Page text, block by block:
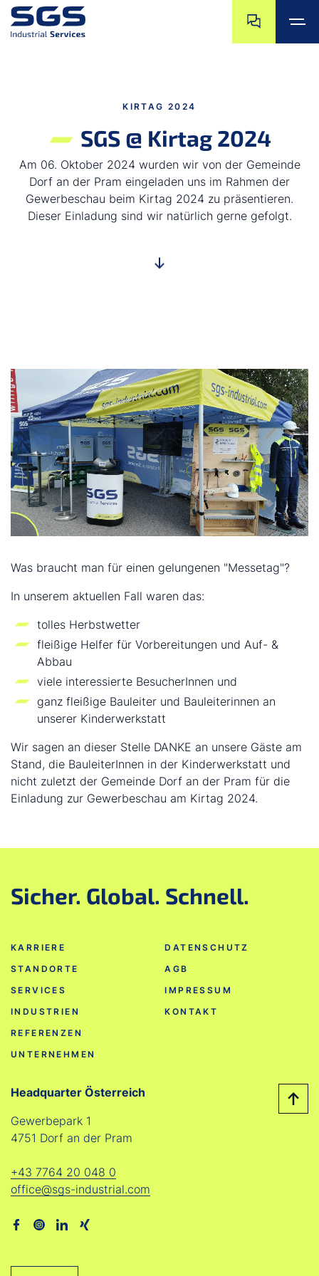
KIRTAG 2024
SGS @ Kirtag 2024
Am 06. Oktober 2024 wurden wir von der Gemeinde
Dorf an der Pram eingeladen uns im Rahmen der
Gewerbeschau beim Kirtag 2024 zu präsentieren.
Dieser Einladung sind wir natürlich gerne gefolgt.
Was braucht man für einen gelungenen "Messetag"?
In unserem aktuellen Fall waren das:
tolles Herbstwetter
fleißige Helfer für Vorbereitungen und Auf- &
Abbau
viele interessierte BesucherInnen und
ganz fleißige Bauleiter und Bauleiterinnen an
unserer Kinderwerkstatt
Wir sagen an dieser Stelle DANKE an unsere Gäste am
Stand, die BauleiterInnen in der Kinderwerkstatt und
nicht zuletzt der Gemeinde Dorf an der Pram für die
Einladung zur Gewerbeschau am Kirtag 2024.
Sicher. Global. Schnell.
KARRIERE
STANDORTE
SERVICES
INDUSTRIEN
REFERENZEN
UNTERNEHMEN
DATENSCHUTZ
AGB
IMPRESSUM
KONTAKT
Headquarter Österreich
Gewerbepark 1
4751 Dorf an der Pram
+43 7764 20 048 0
office@sgs-industrial.com